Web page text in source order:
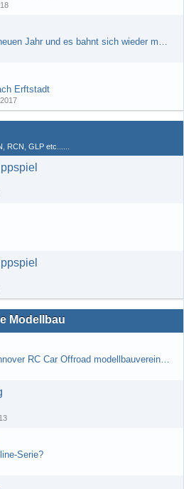
Erstes TTSC Rennen im neuen Jahr und es bahnt sich wieder mal eine Rekordteilnehmerzahl an
Erftstadt
RCN, GLP etc......
Modellbau
Gibt es noch in Raum Hannover RC Car Offroad modellbauvereine, habe selbst schon gegoogelt aber erfolglos
Serie?